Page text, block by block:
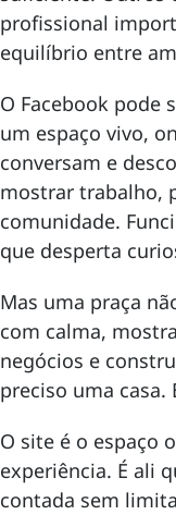
profissional
equilíbrio entre
O Facebook pode
um espaço vivo,
conversam e
mostrar trabalho,
comunidade.
que desperta
Mas uma praça
com calma,
negócios e
preciso uma casa.
O site é o espaço
experiência. É ali
contada sem